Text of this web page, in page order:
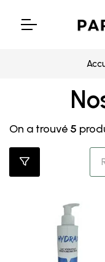
On a trouvé 5